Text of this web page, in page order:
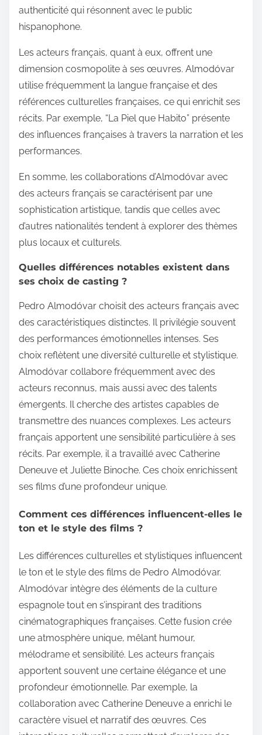
authenticité qui résonnent avec le public
hispanophone.
Les acteurs français, quant à eux, offrent une
dimension cosmopolite à ses œuvres. Almodóvar
utilise fréquemment la langue française et des
références culturelles françaises, ce qui enrichit ses
récits. Par exemple, “La Piel que Habito” présente
des influences françaises à travers la narration et les
performances.
En somme, les collaborations d’Almodóvar avec
des acteurs français se caractérisent par une
sophistication artistique, tandis que celles avec
d’autres nationalités tendent à explorer des thèmes
plus locaux et culturels.
Quelles différences notables existent dans
ses choix de casting ?
Pedro Almodóvar choisit des acteurs français avec
des caractéristiques distinctes. Il privilégie souvent
des performances émotionnelles intenses. Ses
choix reflètent une diversité culturelle et stylistique.
Almodóvar collabore fréquemment avec des
acteurs reconnus, mais aussi avec des talents
émergents. Il cherche des artistes capables de
transmettre des nuances complexes. Les acteurs
français apportent une sensibilité particulière à ses
récits. Par exemple, il a travaillé avec Catherine
Deneuve et Juliette Binoche. Ces choix enrichissent
ses films d’une profondeur unique.
Comment ces différences influencent-elles le
ton et le style des films ?
Les différences culturelles et stylistiques influencent
le ton et le style des films de Pedro Almodóvar.
Almodóvar intègre des éléments de la culture
espagnole tout en s’inspirant des traditions
cinématographiques françaises. Cette fusion crée
une atmosphère unique, mêlant humour,
mélodrame et sensibilité. Les acteurs français
apportent souvent une certaine élégance et une
profondeur émotionnelle. Par exemple, la
collaboration avec Catherine Deneuve a enrichi le
caractère visuel et narratif des œuvres. Ces